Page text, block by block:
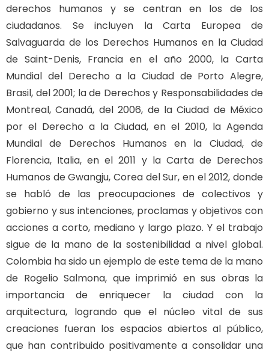
derechos humanos y se centran en los de los
ciudadanos. Se incluyen la Carta Europea de
Salvaguarda de los Derechos Humanos en la Ciudad
de Saint-Denis, Francia en el año 2000, la Carta
Mundial del Derecho a la Ciudad de Porto Alegre,
Brasil, del 2001; la de Derechos y Responsabilidades de
Montreal, Canadá, del 2006, de la Ciudad de México
por el Derecho a la Ciudad, en el 2010, la Agenda
Mundial de Derechos Humanos en la Ciudad, de
Florencia, Italia, en el 2011 y la Carta de Derechos
Humanos de Gwangju, Corea del Sur, en el 2012, donde
se habló de las preocupaciones de colectivos y
gobierno y sus intenciones, proclamas y objetivos con
acciones a corto, mediano y largo plazo. Y el trabajo
sigue de la mano de la sostenibilidad a nivel global.
Colombia ha sido un ejemplo de este tema de la mano
de Rogelio Salmona, que imprimió en sus obras la
importancia de enriquecer la ciudad con la
arquitectura, logrando que el núcleo vital de sus
creaciones fueran los espacios abiertos al público,
que han contribuido positivamente a consolidar una